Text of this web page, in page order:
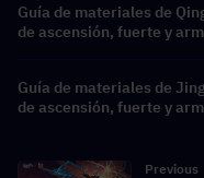
Guía de materiales de
de ascensión, fuerte y
Guía de materiales de
de ascensión, fuerte y
Previous